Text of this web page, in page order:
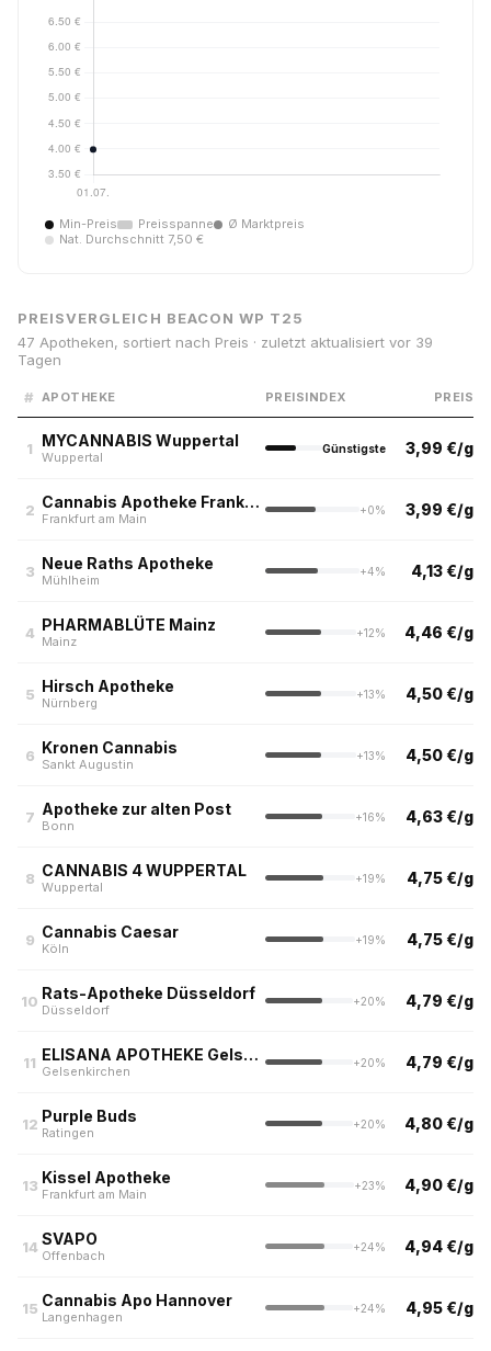
Min-Preis Preisspanne
Ø Marktpreis
Nat. Durchschnitt 7,50 €
PREISVERGLEICH BEACON WP T25
47 Apotheken, sortiert nach Preis · zuletzt aktualisiert vor 39
Tagen
# APOTHEKE PREISINDEX PREIS
1 MYCANNABIS Wuppertal
Wuppertal
Günstigste 3,99 €/g
2 Cannabis Apotheke Frankfurt
Frankfurt am Main
+0% 3,99 €/g
3 Neue Raths Apotheke
Mühlheim
+4% 4,13 €/g
4 PHARMABLÜTE Mainz
Mainz
+12% 4,46 €/g
5 Hirsch Apotheke
Nürnberg
+13% 4,50 €/g
6 Kronen Cannabis
Sankt Augustin
+13% 4,50 €/g
7 Apotheke zur alten Post
Bonn
+16% 4,63 €/g
8 CANNABIS 4 WUPPERTAL
Wuppertal
+19% 4,75 €/g
9 Cannabis Caesar
Köln
+19% 4,75 €/g
10 Rats-Apotheke Düsseldorf
Düsseldorf
+20% 4,79 €/g
11 ELISANA APOTHEKE Gelsenkirchen Buer
Gelsenkirchen
+20% 4,79 €/g
12 Purple Buds
Ratingen
+20% 4,80 €/g
13 Kissel Apotheke
Frankfurt am Main
+23% 4,90 €/g
14 SVAPO
Offenbach
+24% 4,94 €/g
15 Cannabis Apo Hannover
Langenhagen
+24% 4,95 €/g